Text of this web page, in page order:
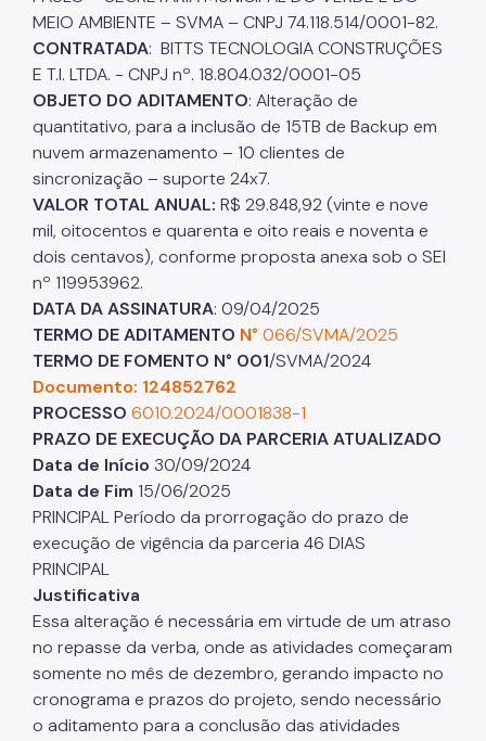
MEIO AMBIENTE – SVMA – CNPJ 74.118.514/0001-82.
CONTRATADA: BITTS TECNOLOGIA CONSTRUÇÕES
E T.I. LTDA. - CNPJ nº. 18.804.032/0001-05
OBJETO DO ADITAMENTO: Alteração de
quantitativo, para a inclusão de 15TB de Backup em
nuvem armazenamento – 10 clientes de
sincronização – suporte 24x7.
VALOR TOTAL ANUAL: R$ 29.848,92 (vinte e nove
mil, oitocentos e quarenta e oito reais e noventa e
dois centavos), conforme proposta anexa sob o SEI
nº 119953962.
DATA DA ASSINATURA: 09/04/2025
TERMO DE ADITAMENTO N° 066/SVMA/2025
TERMO DE FOMENTO N° 001/SVMA/2024
Documento: 124852762
PROCESSO 6010.2024/0001838-1
PRAZO DE EXECUÇÃO DA PARCERIA ATUALIZADO
Data de Início 30/09/2024
Data de Fim 15/06/2025
PRINCIPAL Período da prorrogação do prazo de
execução de vigência da parceria 46 DIAS
PRINCIPAL
Justificativa
Essa alteração é necessária em virtude de um atraso
no repasse da verba, onde as atividades começaram
somente no mês de dezembro, gerando impacto no
cronograma e prazos do projeto, sendo necessário
o aditamento para a conclusão das atividades